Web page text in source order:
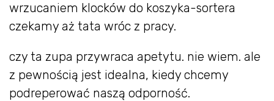
wrzucaniem klocków do koszyka-sortera
czekamy aż tata wróc z pracy.
czy ta zupa przywraca apetytu. nie wiem. ale
z pewnością jest idealna, kiedy chcemy
podreperować naszą odporność.